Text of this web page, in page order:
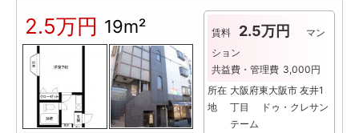
2.5万円 19m² 賃料 2.5万円
マン
ション
共益費・管理費 3,000円
所在
地
大阪府東大阪市 友井1
丁目 ドゥ・クレサン
テーム